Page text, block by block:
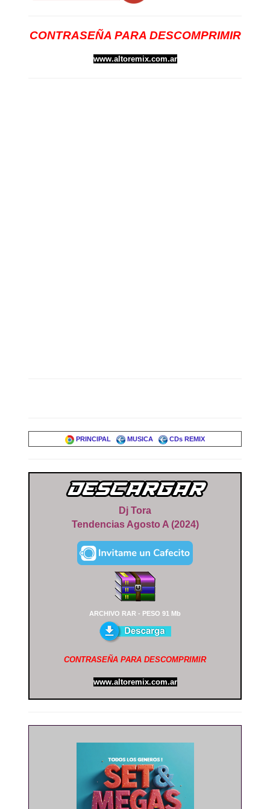
CONTRASEÑA PARA DESCOMPRIMIR
www.altoremix.com.ar
PRINCIPAL MUSICA CDs REMIX
Dj Tora
Tendencias Agosto A (2024)
ARCHIVO RAR - PESO 91 Mb
CONTRASEÑA PARA DESCOMPRIMIR
www.altoremix.com.ar